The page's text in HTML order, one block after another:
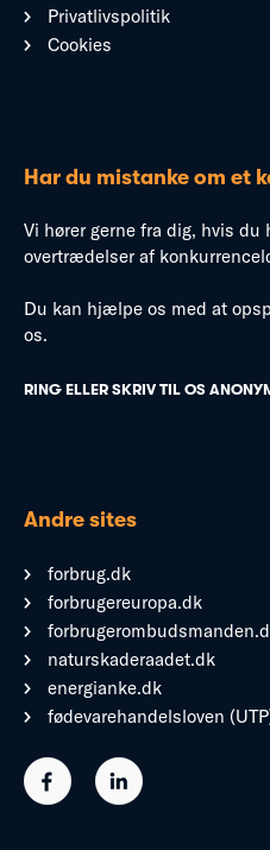
Privatlivspolitik
Cookies
Har du mistanke om et
Vi hører gerne fra dig, hvis du
overtrædelser af
Du kan hjælpe os med at
os.
RING ELLER SKRIV TIL OS
Andre sites
forbrug.dk
forbrugereuropa.dk
naturskaderaadet.dk
energianke.dk
fødevarehandelsloven